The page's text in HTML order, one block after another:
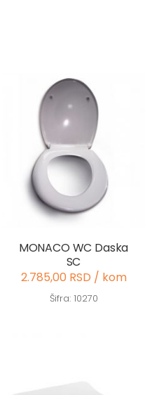
MONACO WC Daska
SC
2.785,00 RSD / kom
Šifra: 10270